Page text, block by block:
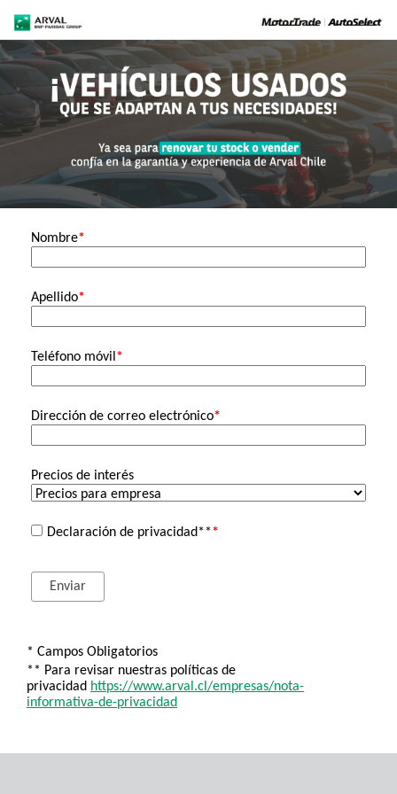
Nombre*
Apellido*
Teléfono móvil *
Dirección de correo electrónico*
Precios de interés
Declaración de privacidad***
* Campos Obligatorios
** Para revisar nuestras políticas de
privacidad https://www.arval.cl/empresas/nota-
informativa-de-privacidad